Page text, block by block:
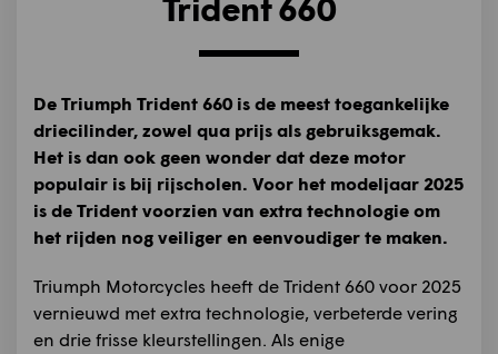
Trident 660
De Triumph Trident 660 is de meest toegankelijke
driecilinder, zowel qua prijs als gebruiksgemak.
Het is dan ook geen wonder dat deze motor
populair is bij rijscholen. Voor het modeljaar 2025
is de Trident voorzien van extra technologie om
het rijden nog veiliger en eenvoudiger te maken.
Triumph Motorcycles heeft de Trident 660 voor 2025
vernieuwd met extra technologie, verbeterde vering
en drie frisse kleurstellingen. Als enige